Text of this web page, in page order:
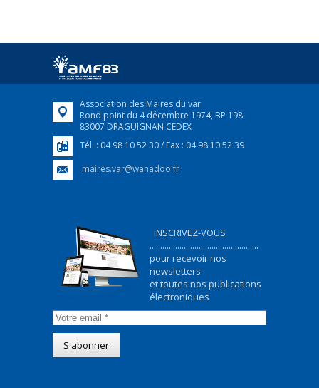
Association des Maires du var
Rond point du 4 décembre 1974, BP 198
83007 DRAGUIGNAN CEDEX
Tél. : 04 98 10 52 30 / Fax : 04 98 10 52 39
maires.var@wanadoo.fr
INSCRIVEZ-VOUS
...................................................
pour recevoir nos
newsletters
et toutes nos publications
électroniques